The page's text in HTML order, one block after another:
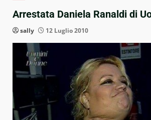
Arrestata Daniela Ranaldi di
sally 12 Luglio 2010